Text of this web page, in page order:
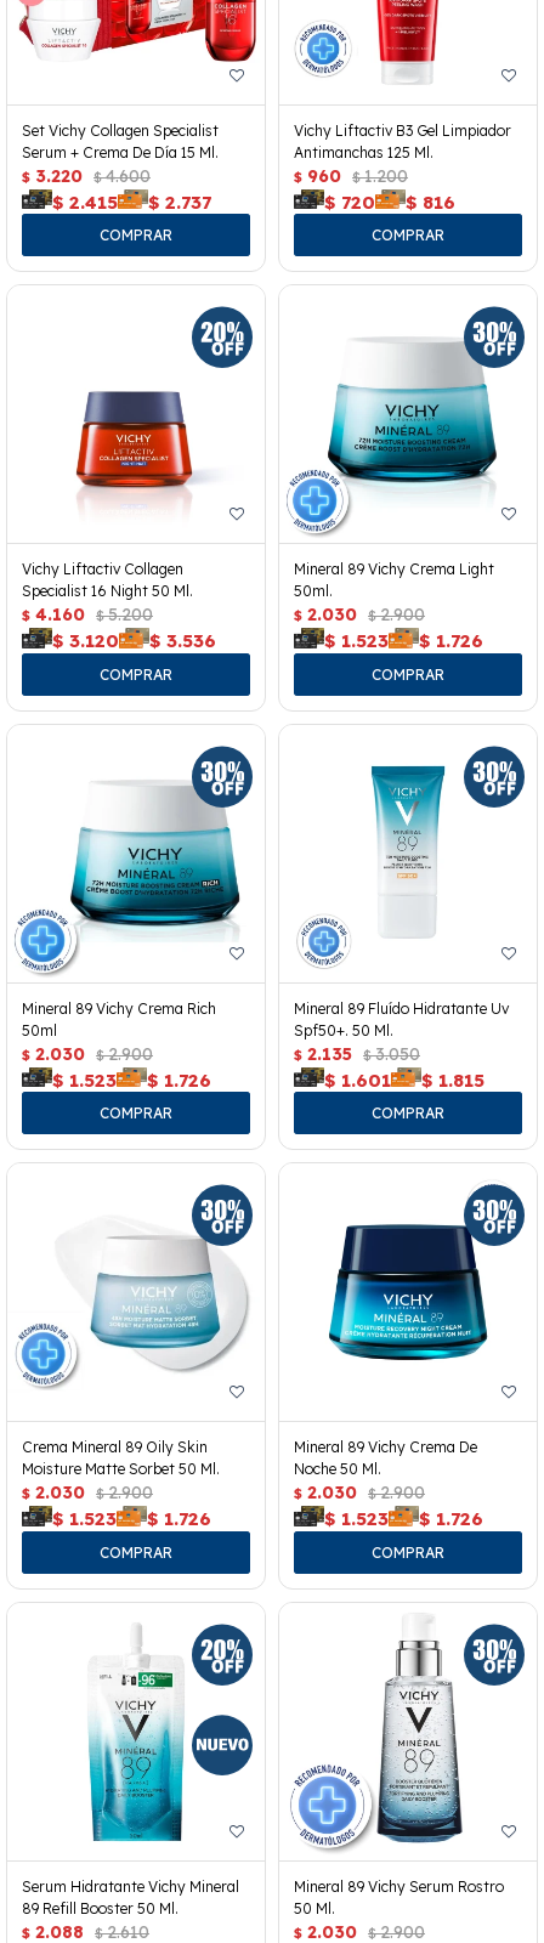
Set Vichy Collagen Specialist
Serum + Crema De Día 15 Ml.
$ 3.220 $ 4.600
$ 2.415 $ 2.737
Vichy Liftactiv B3 Gel Limpiador
Antimanchas 125 Ml.
$ 960 $ 1.200
$ 720 $ 816
Vichy Liftactiv Collagen
Specialist 16 Night 50 Ml.
$ 4.160 $ 5.200
$ 3.120 $ 3.536
Mineral 89 Vichy Crema Light
50ml.
$ 2.030 $ 2.900
$ 1.523 $ 1.726
Mineral 89 Vichy Crema Rich
50ml
$ 2.030 $ 2.900
$ 1.523 $ 1.726
Mineral 89 Fluído Hidratante Uv
Spf50+. 50 Ml.
$ 2.135 $ 3.050
$ 1.601 $ 1.815
Crema Mineral 89 Oily Skin
Moisture Matte Sorbet 50 Ml.
$ 2.030 $ 2.900
$ 1.523 $ 1.726
Mineral 89 Vichy Crema De
Noche 50 Ml.
$ 2.030 $ 2.900
$ 1.523 $ 1.726
Serum Hidratante Vichy Mineral
89 Refill Booster 50 Ml.
$ 2.088 $ 2.610
Mineral 89 Vichy Serum Rostro
50 Ml.
$ 2.030 $ 2.900